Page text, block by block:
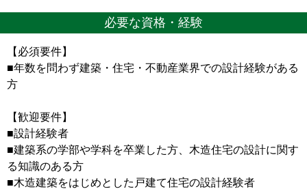
必要な資格・経験
【必須要件】
■年数を問わず建築・住宅・不動産業界での設計経験がある
方
【歓迎要件】
■設計経験者
■建築系の学部や学科を卒業した方、木造住宅の設計に関す
る知識のある方
■木造建築をはじめとした戸建て住宅の設計経験者